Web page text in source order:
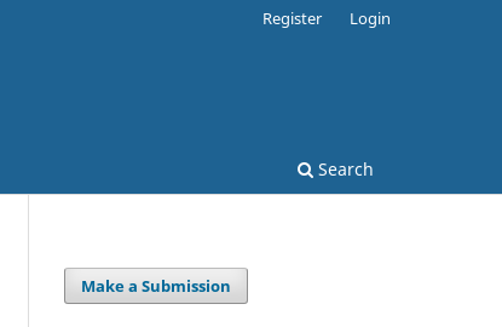
Search
Register Login
Make a Submission